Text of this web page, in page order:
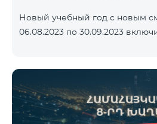
Новый учебный год с новым
06.08.2023 по 30.09.2023
Light и специальным
1-й месяц бесплатно.
приобрести в кредит,
месяц. К ежемесячной плате